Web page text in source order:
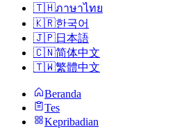
🇹🇭ภาษาไทย
🇰🇷한국어
🇯🇵日本語
🇨🇳简体中文
🇹🇼繁體中文
Beranda
Tes
Kepribadian